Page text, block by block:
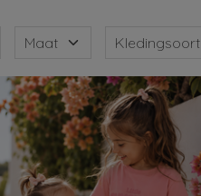
Maat Kledingsoort